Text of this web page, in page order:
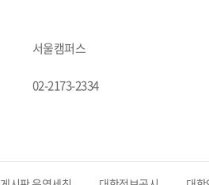
서울캠퍼스
02-2173-2334